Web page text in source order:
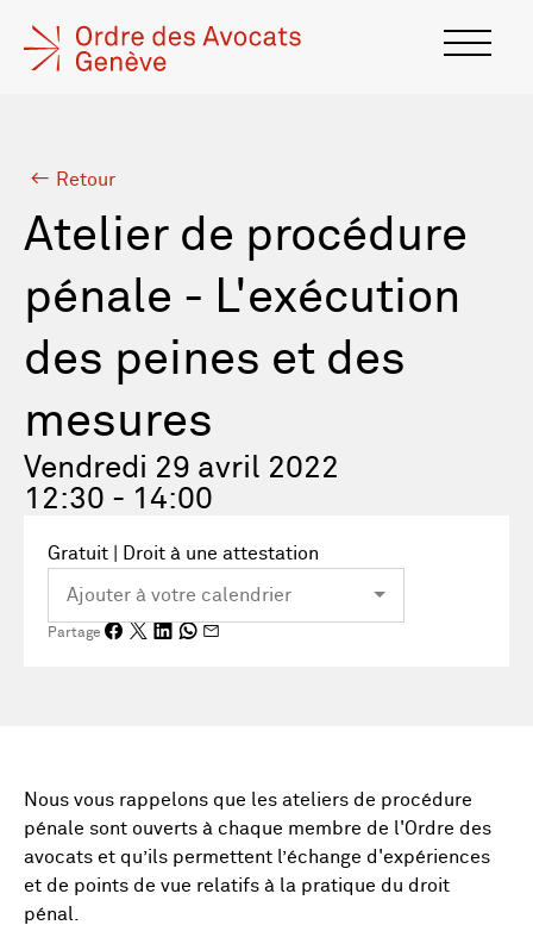
Retour
Atelier de procédure
pénale - L'exécution
des peines et des
mesures
Vendredi 29 avril 2022
12:30 - 14:00
Gratuit | Droit à une attestation
Partage
Nous vous rappelons que les ateliers de procédure
pénale sont ouverts à chaque membre de l'Ordre des
avocats et qu’ils permettent l’échange d'expériences
et de points de vue relatifs à la pratique du droit
pénal.